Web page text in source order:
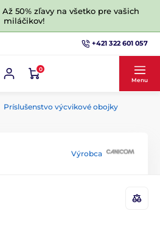
50% zľavy na všetko pre vašich
miláčikov!
+421 322 601 057
0
Menu
Príslušenstvo výcvikové obojky
Výrobca